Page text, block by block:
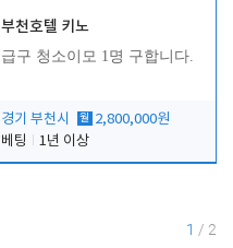
부천호텔 키노
급구 청소이모 1명 구합니다.
경기 부천시 월 2,800,000원
베팅
1년 이상
1 / 2